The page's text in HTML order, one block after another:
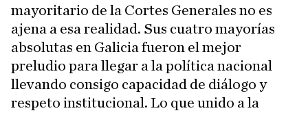
mayoritario de la Cortes Generales no es
ajena a esa realidad. Sus cuatro mayorías
absolutas en Galicia fueron el mejor
preludio para llegar a la política nacional
llevando consigo capacidad de diálogo y
respeto institucional. Lo que unido a la